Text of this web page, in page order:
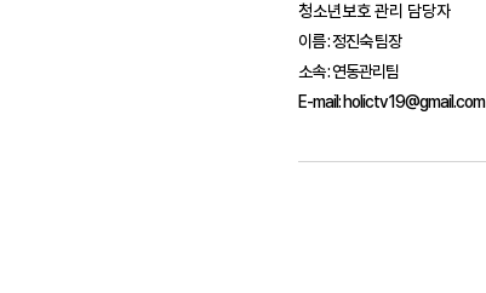
청소년보호 관리 담당자
이름 :정진숙 팀장
소속 :연동관리팀
E-mail: holictv19@gmail.com